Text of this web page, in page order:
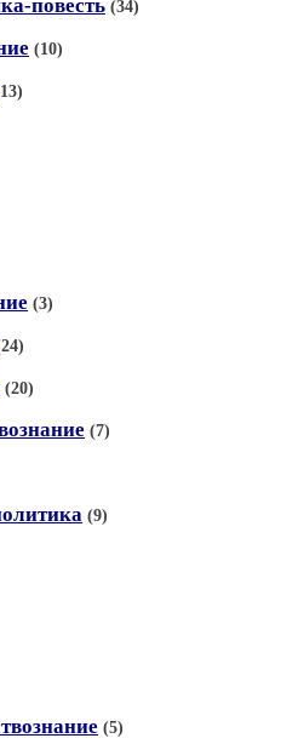
повесть (34)
(10)
(3)
(20)
(7)
(9)
(5)